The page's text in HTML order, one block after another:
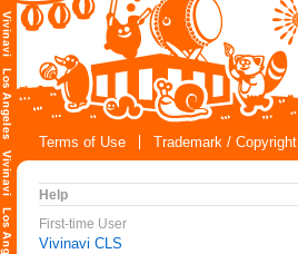
Terms of Use
Trademark / Copyright
Help
First-time User
Vivinavi CLS